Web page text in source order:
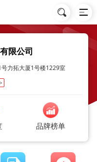
限公司
力拓大厦1号楼1229室
品牌榜单